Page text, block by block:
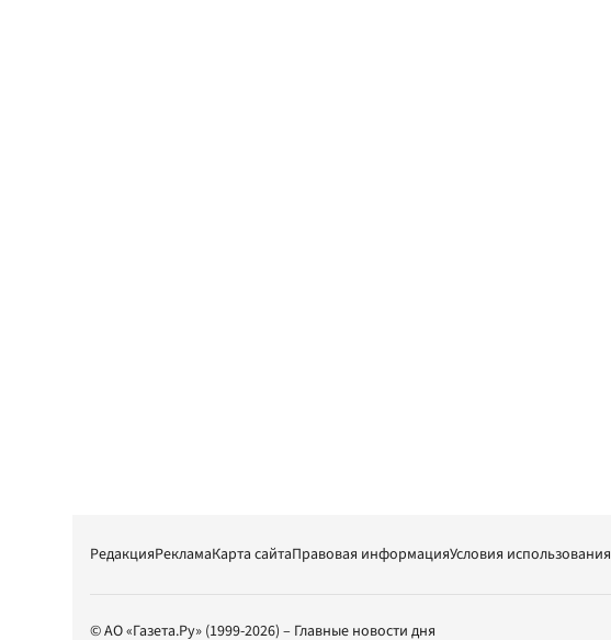
РедакцияРекламаКарта сайтаПравовая информацияУсловия использования
© АО «Газета.Ру» (1999-2026) – Главные новости дня